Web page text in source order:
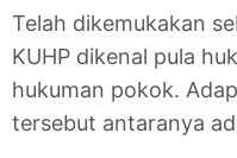
Telah dikemukakan
KUHP dikenal pula
hukuman pokok.
tersebut antaranya